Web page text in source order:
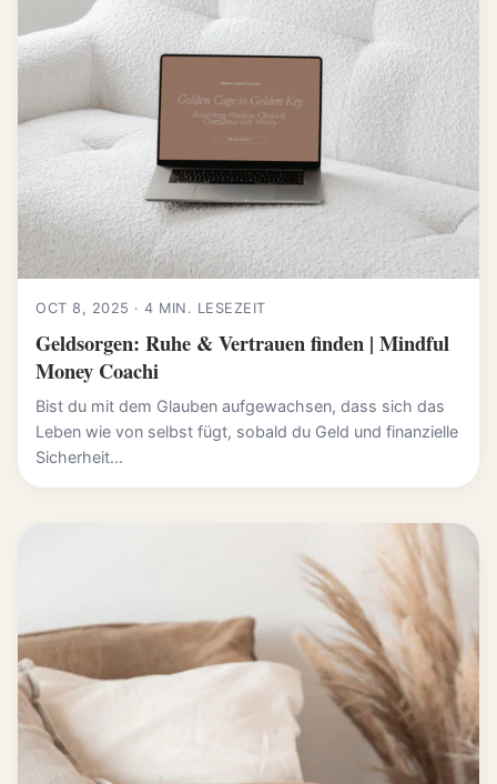
OCT 8, 2025 · 4 MIN. LESEZEIT
Geldsorgen: Ruhe & Vertrauen finden | Mindful
Money Coachi
Bist du mit dem Glauben aufgewachsen, dass sich das
Leben wie von selbst fügt, sobald du Geld und finanzielle
Sicherheit...